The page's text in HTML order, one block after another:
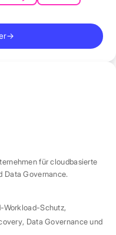
→
für cloudbasierte
Data Governance.
Workload-Schutz,
, Data Governance und